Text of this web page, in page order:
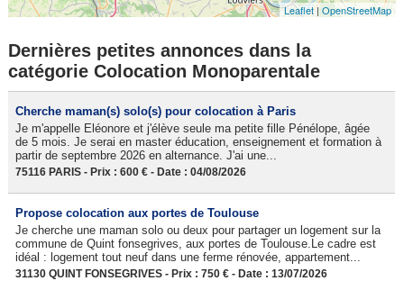
Leaflet|OpenStreetMap
Dernières petites annonces dans la
catégorie Colocation Monoparentale
Cherche maman(s) solo(s) pour colocation à Paris
Je m'appelle Eléonore et j'élève seule ma petite fille Pénélope, âgée
de 5 mois. Je serai en master éducation, enseignement et formation à
partir de septembre 2026 en alternance. J'ai une...
75116 PARIS - Prix : 600 € - Date : 04/08/2026
Propose colocation aux portes de Toulouse
Je cherche une maman solo ou deux pour partager un logement sur la
commune de Quint fonsegrives, aux portes de Toulouse.Le cadre est
idéal : logement tout neuf dans une ferme rénovée, appartement...
31130 QUINT FONSEGRIVES - Prix : 750 € - Date : 13/07/2026